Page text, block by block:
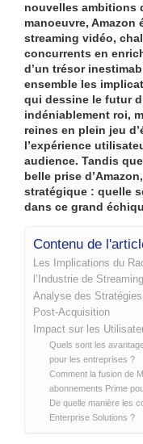
nouvelles ambitions
manoeuvre, Amazon
streaming vidéo,
concurrents en
d’un trésor
ensemble les
qui dessine le futur
indéniablement roi,
reines en plein jeu
l’expérience
audience. Tandis
belle prise d’Amazon
stratégique : quelle
dans ce grand
Contenu de
Les Implications du
l’Industrie de Streaming
Analyse des
Post-Acquisition
Impact sur les
Quels sont les
pour les entreprises ?
Comment la fusion de
abonnements Prime
De quelle manière les
Enterprise Solutions ?